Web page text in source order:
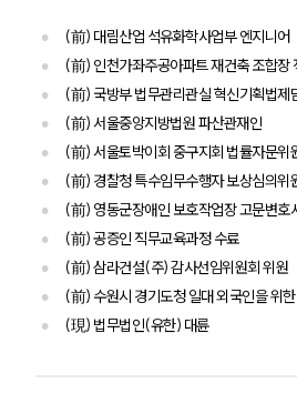
(前) 대림산업 석유화학사업부 엔지니어
(前) 인천가좌주공아파트 재건축 조합장
(前) 국방부 법무관리관실 혁신기획법제
(前) 서울중앙지방법원 파산관재인
(前) 서울토박이회 중구지회 법률자문위
(前) 경찰청 특수임무수행자 보상심의위
(前) 영동군장애인 보호작업장 고문변호
(前) 공증인 직무교육과정 수료
(前) 삼라건설(주) 감사선임위원회 위원
(前) 수원시 경기도청 일대 외국인을 위
(現) 법무법인(유한) 대륜